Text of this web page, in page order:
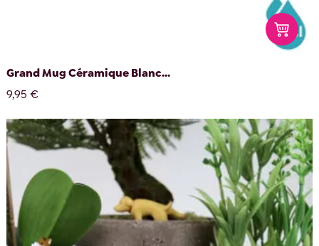
Grand Mug Céramique Blanc...
9,95 €